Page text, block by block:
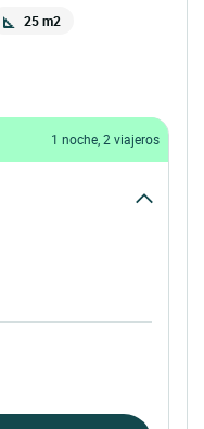
25 m2
1 noche, 2 viajeros